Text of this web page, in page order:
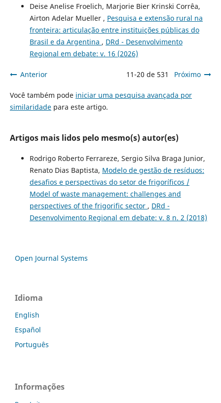
Deise Anelise Froelich, Marjorie Bier Krinski Corrêa,
Airton Adelar Mueller , Pesquisa e extensão rural na
fronteira: articulação entre instituições públicas do
Brasil e da Argentina , DRd - Desenvolvimento
Regional em debate: v. 16 (2026)
Anterior 11-20 de 531 Próximo
Você também pode iniciar uma pesquisa avançada por
similaridadepara este artigo.
Artigos mais lidos pelo mesmo(s) autor(es)
Rodrigo Roberto Ferrareze, Sergio Silva Braga Junior,
Renato Dias Baptista, Modelo de gestão de resíduos:
desafios e perspectivas do setor de frigoríficos /
Model of waste management: challenges and
perspectives of the frigorific sector , DRd -
Desenvolvimento Regional em debate: v. 8 n. 2 (2018)
Open Journal Systems
Idioma
English
Español
Português
Informações